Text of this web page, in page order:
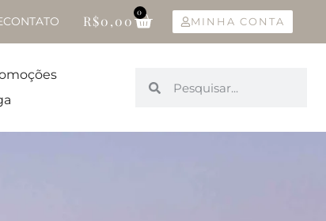
CONTATO R$0,00
0
MINHA CONTA